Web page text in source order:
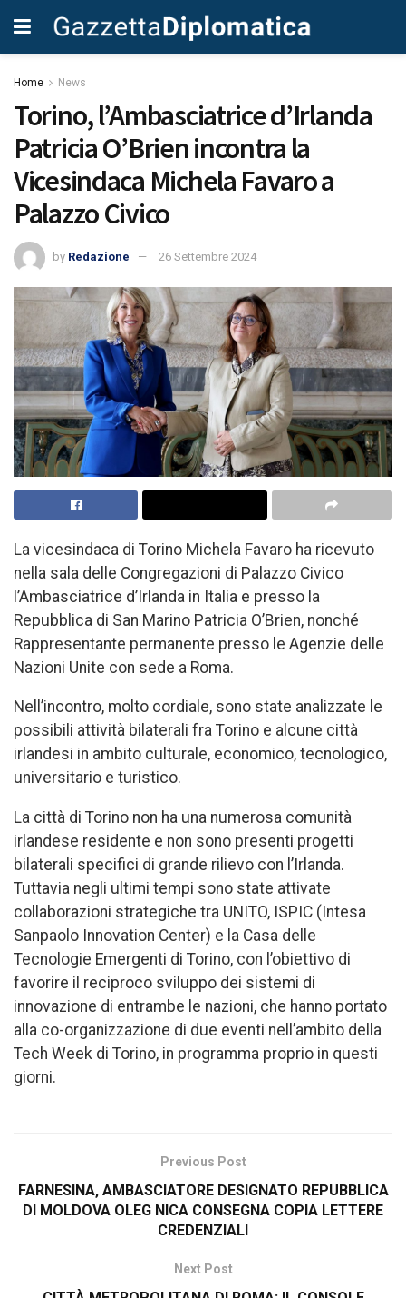
Home News
Torino, l’Ambasciatrice d’Irlanda
Patricia O’Brien incontra la
Vicesindaca Michela Favaro a
Palazzo Civico
by Redazione 26 Settembre 2024
La vicesindaca di Torino Michela Favaro ha ricevuto
nella sala delle Congregazioni di Palazzo Civico
l’Ambasciatrice d’Irlanda in Italia e presso la
Repubblica di San Marino Patricia O’Brien, nonché
Rappresentante permanente presso le Agenzie delle
Nazioni Unite con sede a Roma.
Nell’incontro, molto cordiale, sono state analizzate le
possibili attività bilaterali fra Torino e alcune città
irlandesi in ambito culturale, economico, tecnologico,
universitario e turistico.
La città di Torino non ha una numerosa comunità
irlandese residente e non sono presenti progetti
bilaterali specifici di grande rilievo con l’Irlanda.
Tuttavia negli ultimi tempi sono state attivate
collaborazioni strategiche tra UNITO, ISPIC (Intesa
Sanpaolo Innovation Center) e la Casa delle
Tecnologie Emergenti di Torino, con l’obiettivo di
favorire il reciproco sviluppo dei sistemi di
innovazione di entrambe le nazioni, che hanno portato
alla co-organizzazione di due eventi nell’ambito della
Tech Week di Torino, in programma proprio in questi
giorni.
Previous Post
FARNESINA, AMBASCIATORE DESIGNATO REPUBBLICA
DI MOLDOVA OLEG NICA CONSEGNA COPIA LETTERE
CREDENZIALI
Next Post